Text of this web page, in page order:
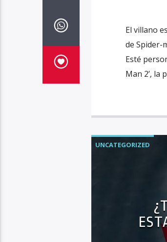
El villano
de Spider-
Esté
Man 2’, la
UNCATEGORIZED